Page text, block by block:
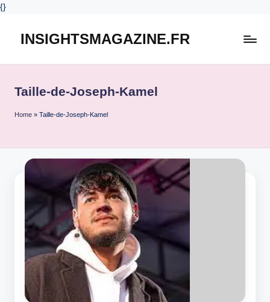
{}
INSIGHTSMAGAZINE.FR
Taille-de-Joseph-Kamel
Home » Taille-de-Joseph-Kamel